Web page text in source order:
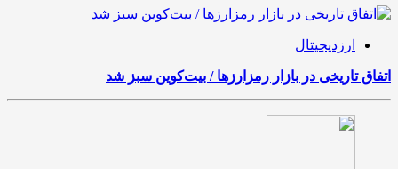
ارزدیجیتال
اتفاق تاریخی در بازار رمزارزها / بیت‌کوین سبز شد